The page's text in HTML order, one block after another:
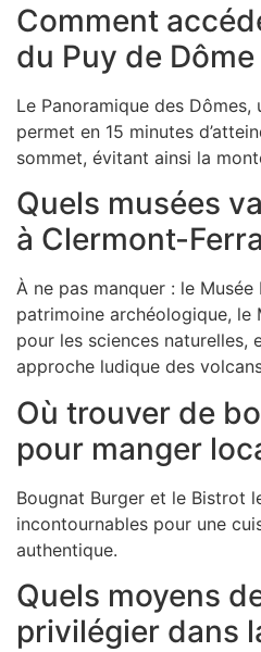
Comment
du Puy de Dôme
Le Panoramique des Dômes,
permet en 15 minutes
sommet, évitant ainsi la
Quels musées
à Clermont-
À ne pas manquer : le
patrimoine archéologique, le
pour les sciences naturelles,
approche ludique des
Où trouver de
pour manger
Bougnat Burger et le Bistrot
incontournables pour une
authentique.
Quels moyens
privilégier dans